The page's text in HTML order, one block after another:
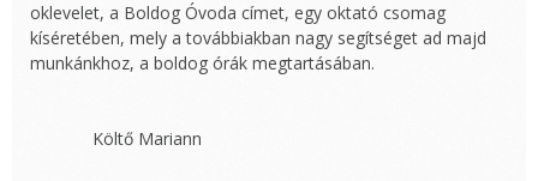
oklevelet, a Boldog Óvoda címet, egy oktató csomag
kíséretében, mely a továbbiakban nagy segítséget ad majd
munkánkhoz, a boldog órák megtartásában.
Költő Mariann